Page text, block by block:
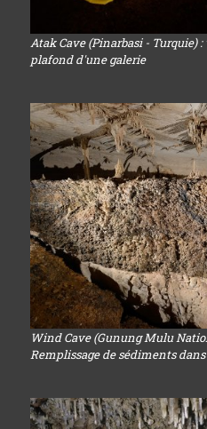
Atak Cave (Pinarbasi - Turquie)
plafond d'une galerie
Wind Cave (Gunung Mulu
Remplissage de sédiments